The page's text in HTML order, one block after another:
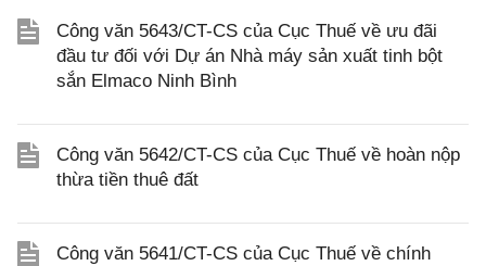
Công văn 5643/CT-CS của Cục Thuế về ưu đãi
đầu tư đối với Dự án Nhà máy sản xuất tinh bột
sắn Elmaco Ninh Bình
Công văn 5642/CT-CS của Cục Thuế về hoàn nộp
thừa tiền thuê đất
Công văn 5641/CT-CS của Cục Thuế về chính